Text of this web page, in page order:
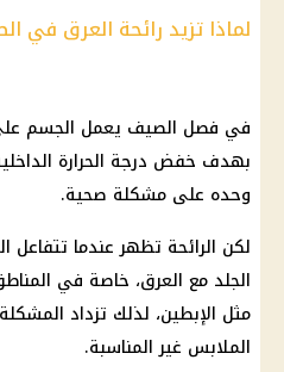
لماذا تزيد رائحة العرق في
في فصل الصيف يعمل الجسم على
بهدف خفض درجة الحرارة
وحده على مشكلة صحية.
لكن الرائحة تظهر عندما تتفاعل
الجلد مع العرق، خاصة في
مثل الإبطين، لذلك تزداد
الملابس غير المناسبة.